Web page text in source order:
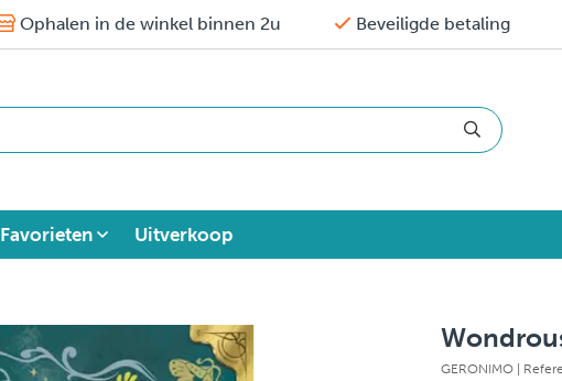
Ophalen in de winkel binnen 2u Beveiligde betaling
Favorieten Uitverkoop
GERONIMO |